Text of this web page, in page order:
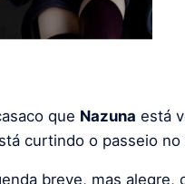
que Nazuna está
curtindo o passeio no
breve, mas alegre,